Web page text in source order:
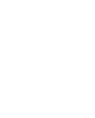
，的确值得我们好
感谢主的带领！慕